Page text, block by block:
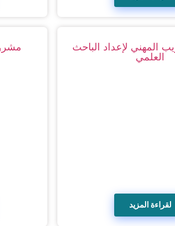
المهني لإعداد الباحث
العلمي
لقراءة المزيد